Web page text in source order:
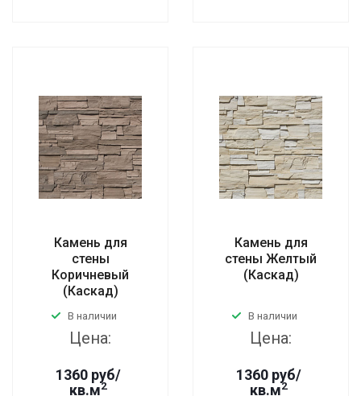
Камень для
стены
Коричневый
(Каскад)
В наличии
Цена:
1360 руб/
кв.м2
Камень для
стены Желтый
(Каскад)
В наличии
Цена:
1360 руб/
кв.м2